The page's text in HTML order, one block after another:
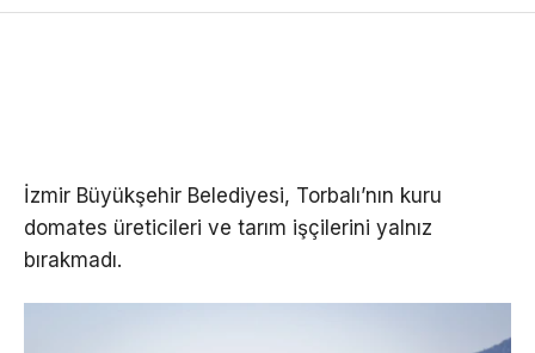
İzmir Büyükşehir Belediyesi, Torbalı’nın kuru
domates üreticileri ve tarım işçilerini yalnız
bırakmadı.